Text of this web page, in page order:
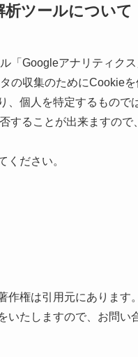
ツールについて
「Googleアナリティクス
の収集のためにCookieを
個人を特定するもので
することが出来ますので
ください。
作権は引用元にあります
いたしますので、お問い